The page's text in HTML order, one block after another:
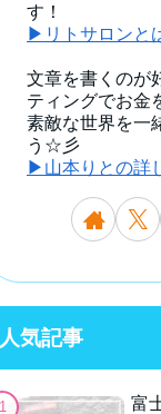
す！
▶リトサロンと
文章を書くのが
ティングでお金
素敵な世界を一
う☆彡
▶山本りとの詳
人気記事
富